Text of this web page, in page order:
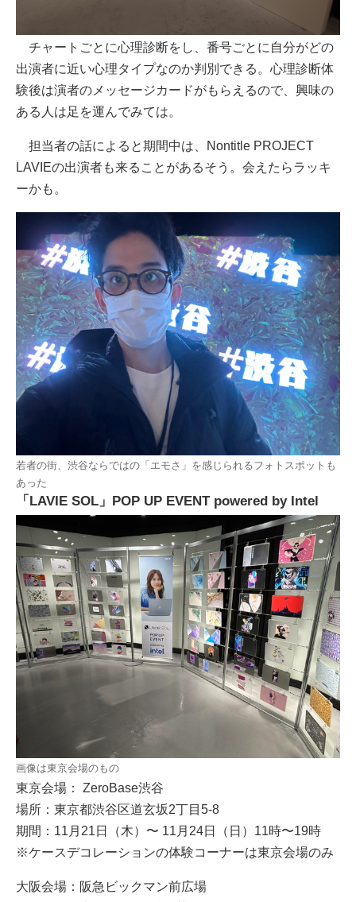
チャートごとに心理診断をし、番号ごとに自分がどの
出演者に近い心理タイプなのか判別できる。心理診断体
験後は演者のメッセージカードがもらえるので、興味の
ある人は足を運んでみては。
担当者の話によると期間中は、Nontitle PROJECT
LAVIEの出演者も来ることがあるそう。会えたらラッキ
ーかも。
若者の街、渋谷ならではの「エモさ」を感じられるフォトスポットも
あった
「LAVIE SOL」POP UP EVENT powered by Intel
画像は東京会場のもの
東京会場： ZeroBase渋谷
場所：東京都渋谷区道玄坂2丁目5-8
期間：11月21日（木）〜 11月24日（日）11時〜19時
※ケースデコレーションの体験コーナーは東京会場のみ
大阪会場：阪急ビックマン前広場